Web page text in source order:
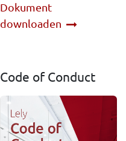
Dokument
downloaden
Code of Conduct